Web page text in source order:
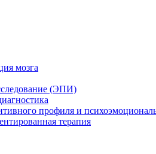
мозга
(ЭПИ)
профиля и
терапия